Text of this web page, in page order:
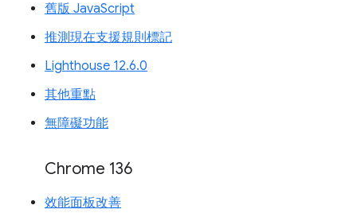
舊版 JavaScript
推測現在支援規則標記
Lighthouse 12.6.0
其他重點
無障礙功能
Chrome 136
效能面板改善